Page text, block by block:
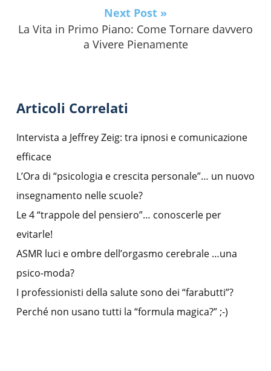
Next Post »
La Vita in Primo Piano: Come Tornare davvero
a Vivere Pienamente
Articoli Correlati
Intervista a Jeffrey Zeig: tra ipnosi e comunicazione
efficace
L’Ora di “psicologia e crescita personale”… un nuovo
insegnamento nelle scuole?
Le 4 “trappole del pensiero”… conoscerle per
evitarle!
ASMR luci e ombre dell’orgasmo cerebrale …una
psico-moda?
I professionisti della salute sono dei “farabutti”?
Perché non usano tutti la “formula magica?” ;-)